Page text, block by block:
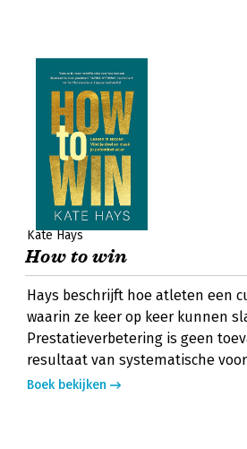
Kate Hays
How to win
Hays beschrijft hoe atleten een
waarin ze keer op keer kunnen
Prestatieverbetering is geen
resultaat van systematische
Boek bekijken